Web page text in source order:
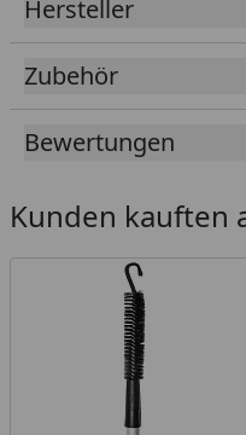
Hersteller
Zubehör
Bewertungen
Kunden kauften